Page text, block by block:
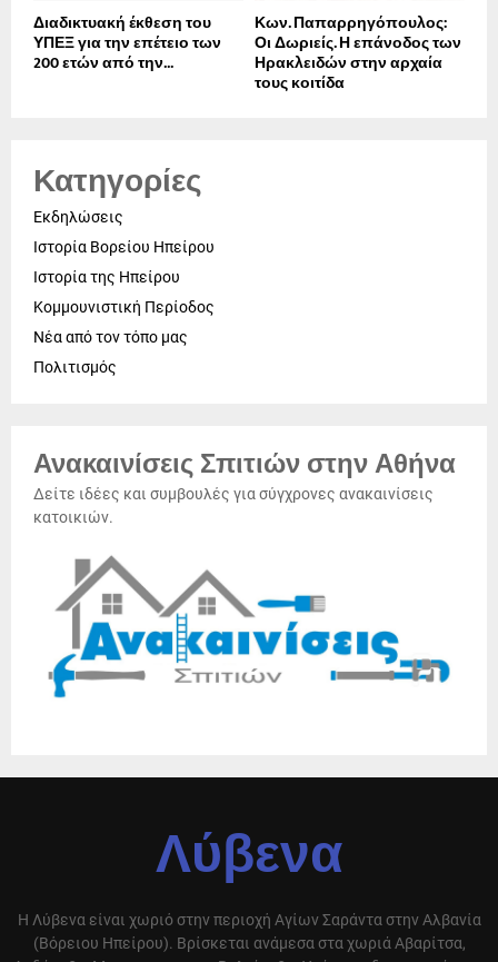
Διαδικτυακή έκθεση του
ΥΠΕΞ για την επέτειο των
200 ετών από την...
Κων. Παπαρρηγόπουλος:
Οι Δωριείς. Η επάνοδος των
Ηρακλειδών στην αρχαία
τους κοιτίδα
Κατηγορίες
Εκδηλώσεις
Ιστορία Βορείου Ηπείρου
Ιστορία της Ηπείρου
Κομμουνιστική Περίοδος
Νέα από τον τόπο μας
Πολιτισμός
Ανακαινίσεις Σπιτιών στην Αθήνα
Δείτε ιδέες και συμβουλές για σύγχρονες ανακαινίσεις
κατοικιών.
Λύβενα
Η Λύβενα είναι χωριό στην περιοχή Αγίων Σαράντα στην Αλβανία
(Βόρειου Ηπείρου). Βρίσκεται ανάμεσα στα χωριά Αβαρίτσα,